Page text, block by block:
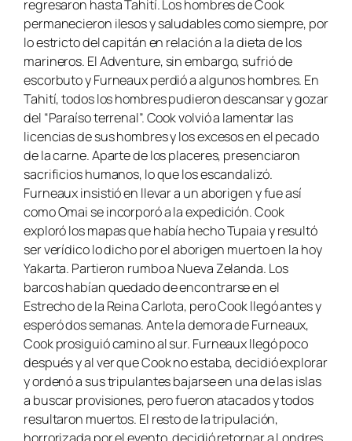
regresaron hasta Tahití. Los hombres de Cook
permanecieron ilesos y saludables como siempre, por
lo estricto del capitán en relación a la dieta de los
marineros. ElAdventure, sin embargo, sufrió de
escorbuto y Furneaux perdió a algunos hombres. En
Tahití, todos los hombres pudieron descansar y gozar
del “Paraíso terrenal”. Cook volvió a lamentar las
licencias de sus hombres y los excesos en el pecado
de la carne. Aparte de los placeres, presenciaron
sacrificios humanos, lo que los escandalizó.
Furneaux insistió en llevar a un aborigen y fue así
como Omai se incorporó a la expedición. Cook
exploró los mapas que había hecho Tupaia y resultó
ser verídico lo dicho por el aborigen muerto en la hoy
Yakarta. Partieron rumbo a Nueva Zelanda. Los
barcos habían quedado de encontrarse en el
Estrecho de la Reina Carlota, pero Cook llegó antes y
esperó dos semanas. Ante la demora de Furneaux,
Cook prosiguió camino al sur. Furneaux llegó poco
después y al ver que Cook no estaba, decidió explorar
y ordenó a sus tripulantes bajarse en una de las islas
a buscar provisiones, pero fueron atacados y todos
resultaron muertos. El resto de la tripulación,